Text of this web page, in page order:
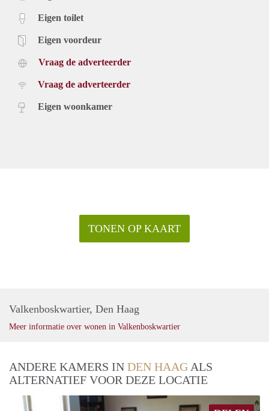
Eigen toilet
Eigen voordeur
Vraag de adverteerder
Vraag de adverteerder
Eigen woonkamer
TONEN OP KAART
Valkenboskwartier, Den Haag
Meer informatie over wonen in Valkenboskwartier
ANDERE KAMERS IN DEN HAAG ALS
ALTERNATIEF VOOR DEZE LOCATIE